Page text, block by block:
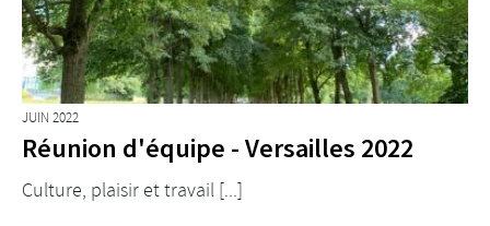
JUIN 2022
Réunion d'équipe - Versailles 2022
Culture, plaisir et travail [...]